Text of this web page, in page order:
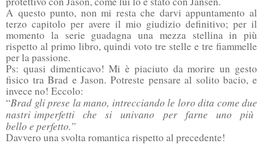
A questo punto, non mi resta che darvi appuntamento al
terzo capitolo per avere il mio giudizio definitivo; per il
momento la serie guadagna una mezza stellina in più
rispetto al primo libro, quindi voto tre stelle e tre fiammelle
per la passione.
Ps: quasi dimenticavo! Mi è piaciuto da morire un gesto
fisico tra Brad e Jason. Potreste pensare al solito bacio, e
invece no! Eccolo:
“Brad gli prese la mano, intrecciando le loro dita come due
nastri imperfetti che si univano per farne uno più
bello e perfetto.”
Davvero una svolta romantica rispetto al precedente!